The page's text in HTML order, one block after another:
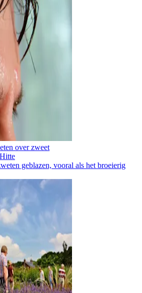
over zweet
Hitte
geblazen, vooral als het broeierig